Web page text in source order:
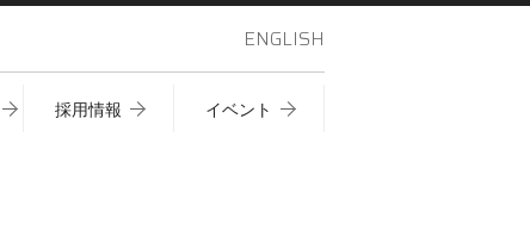
ENGLISH
採用情報 イベント